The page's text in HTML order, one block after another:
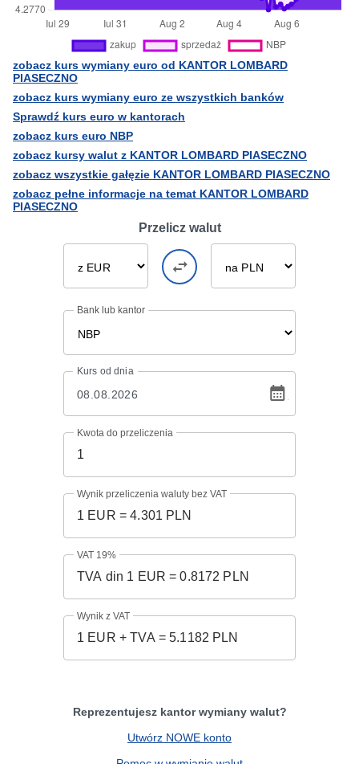
zobacz kurs wymiany euro od KANTOR LOMBARD
PIASECZNO
zobacz kurs wymiany euro ze wszystkich banków
Sprawdź kurs euro w kantorach
zobacz kurs euro NBP
zobacz kursy walut z KANTOR LOMBARD PIASECZNO
zobacz wszystkie gałęzie KANTOR LOMBARD PIASECZNO
zobacz pełne informacje na temat KANTOR LOMBARD
PIASECZNO
Przelicz walut
Bank lub kantor
Kurs od dnia
Kwota do przeliczenia
Wynik przeliczenia waluty bez VAT
VAT 19%
Wynik z VAT
Reprezentujesz kantor wymiany walut?
Utwórz NOWE konto